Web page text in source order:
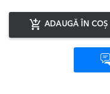
ADAUGĂ ÎN COȘ